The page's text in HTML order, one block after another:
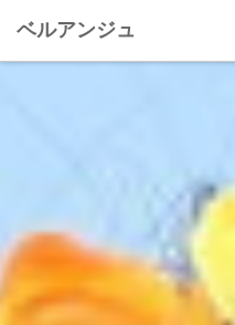
ベルアンジュ